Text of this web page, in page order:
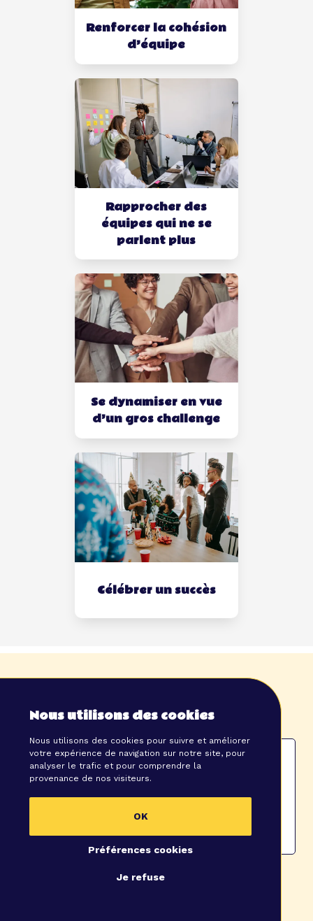
Nous utilisons des cookies
Nous utilisons des cookies pour suivre et améliorer
votre expérience de navigation sur notre site, pour
analyser le trafic et pour comprendre la
provenance de nos visiteurs.
OK
Je refuse
Préférences cookies
Renforcer la cohésion
d’équipe
Rapprocher des
équipes qui ne se
parlent plus
Se dynamiser en vue
d’un gros challenge
Célébrer un succès
FAQ
Combien de temps dure un séminaire ?
quelles différences ?